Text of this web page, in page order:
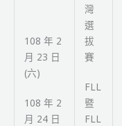
108 年 2
月 23 日
(六)
108 年 2
月 24 日
灣
選
拔
賽
FLL
暨
FLL